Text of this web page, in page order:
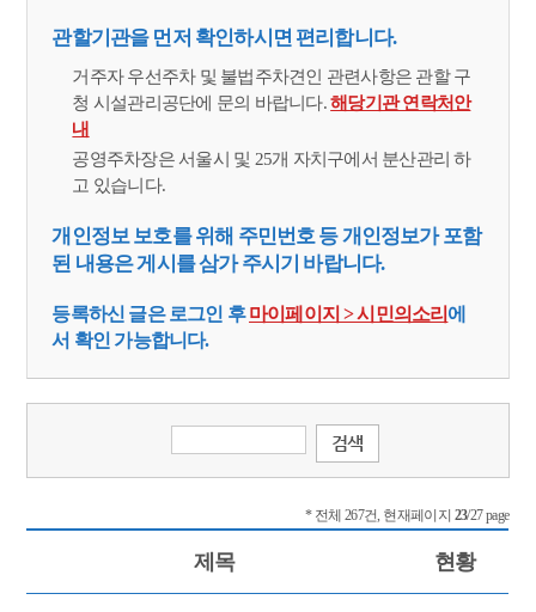
관할기관을 먼저 확인하시면 편리합니다.
거주자 우선주차 및 불법주차견인 관련사항은 관할 구
청 시설관리공단에 문의 바랍니다.해당기관 연락처안
내
공영주차장은 서울시 및 25개 자치구에서 분산관리 하
고 있습니다.
개인정보 보호를 위해 주민번호 등 개인정보가 포함
된 내용은 게시를 삼가 주시기 바랍니다.
등록하신 글은 로그인 후마이페이지 > 시민의소리에
서 확인 가능합니다.
* 전체 267건, 현재페이지 23/27 page
제목 현황